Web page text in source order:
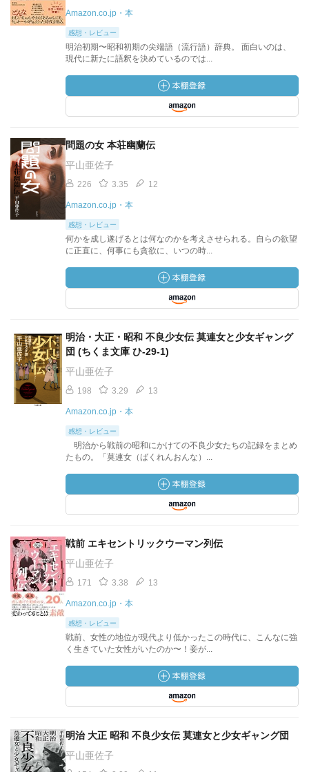
Amazon.co.jp・本
感想・レビュー
明治初期〜昭和初期の尖端語（流行語）辞典。 面白いのは、
現代に新たに語釈を決めているのでは...
問題の女 本荘幽蘭伝
平山亜佐子
226 3.35 12
Amazon.co.jp・本
感想・レビュー
何かを成し遂げるとは何なのかを考えさせられる。自らの欲望
に正直に、何事にも貪欲に、いつの時...
明治・大正・昭和 不良少女伝 莫連女と少女ギャング
団 (ちくま文庫 ひ-29-1)
平山亜佐子
198 3.29 13
Amazon.co.jp・本
感想・レビュー
明治から戦前の昭和にかけての不良少女たちの記録をまとめ
たもの。「莫連女（ばくれんおんな）...
戦前 エキセントリックウーマン列伝
平山亜佐子
171 3.38 13
Amazon.co.jp・本
感想・レビュー
戦前、女性の地位が現代より低かったこの時代に、こんなに強
く生きていた女性がいたのか〜！妾が...
明治 大正 昭和 不良少女伝 莫連女と少女ギャング団
平山亜佐子